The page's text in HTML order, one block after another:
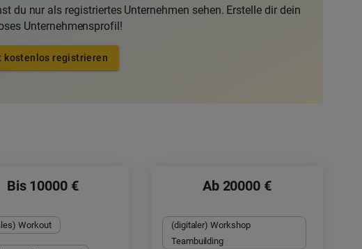
du nur als registriertes Unternehmen sehen. Erstelle dir dein
Unternehmensprofil!
kostenlos registrieren
Bis 10000 €
Workout
Ab 20000 €
(digitaler) Workshop
Teambuilding